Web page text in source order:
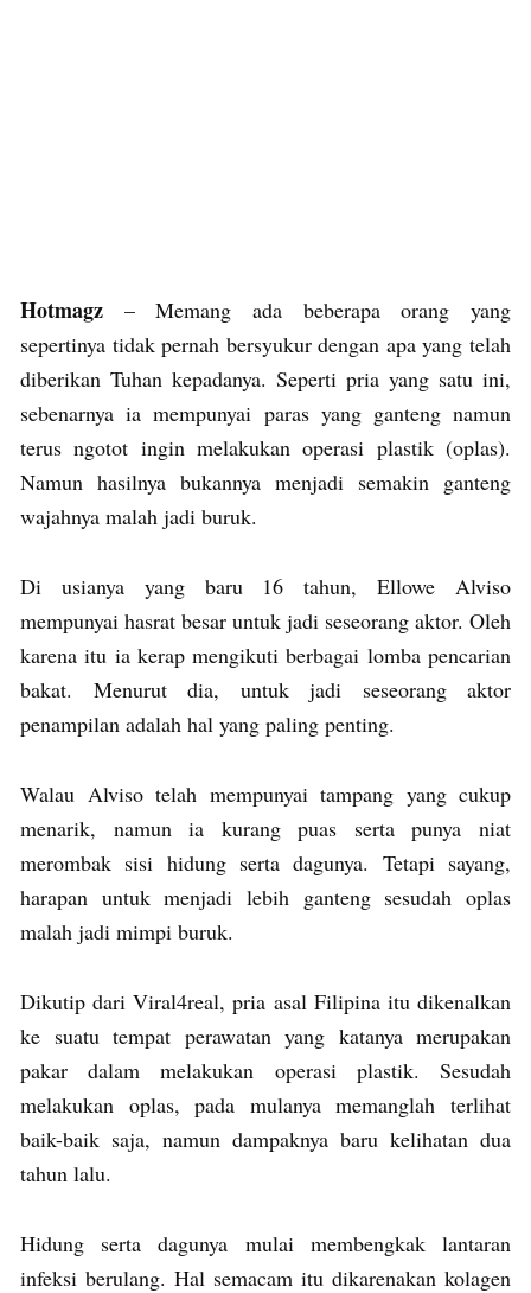
Hotmagz – Memang ada beberapa orang yang
sepertinya tidak pernah bersyukur dengan apa yang telah
diberikan Tuhan kepadanya. Seperti pria yang satu ini,
sebenarnya ia mempunyai paras yang ganteng namun
terus ngotot ingin melakukan operasi plastik (oplas).
Namun hasilnya bukannya menjadi semakin ganteng
wajahnya malah jadi buruk.
Di usianya yang baru 16 tahun, Ellowe Alviso
mempunyai hasrat besar untuk jadi seseorang aktor. Oleh
karena itu ia kerap mengikuti berbagai lomba pencarian
bakat. Menurut dia, untuk jadi seseorang aktor
penampilan adalah hal yang paling penting.
Walau Alviso telah mempunyai tampang yang cukup
menarik, namun ia kurang puas serta punya niat
merombak sisi hidung serta dagunya. Tetapi sayang,
harapan untuk menjadi lebih ganteng sesudah oplas
malah jadi mimpi buruk.
Dikutip dari Viral4real, pria asal Filipina itu dikenalkan
ke suatu tempat perawatan yang katanya merupakan
pakar dalam melakukan operasi plastik. Sesudah
melakukan oplas, pada mulanya memanglah terlihat
baik-baik saja, namun dampaknya baru kelihatan dua
tahun lalu.
Hidung serta dagunya mulai membengkak lantaran
infeksi berulang. Hal semacam itu dikarenakan kolagen